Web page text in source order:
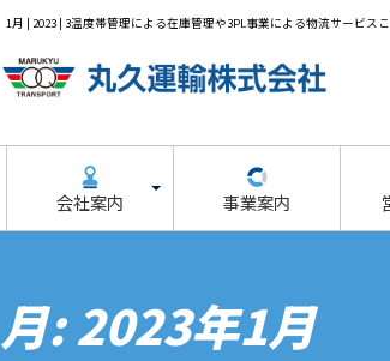
1月 | 2023 | 3温度帯管理による在庫管理や3PL事業による物流サービス
会社案内 事業案内
月:2023年1月